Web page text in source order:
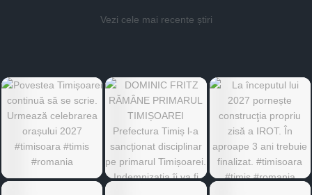
Vezi cele mai recente știri